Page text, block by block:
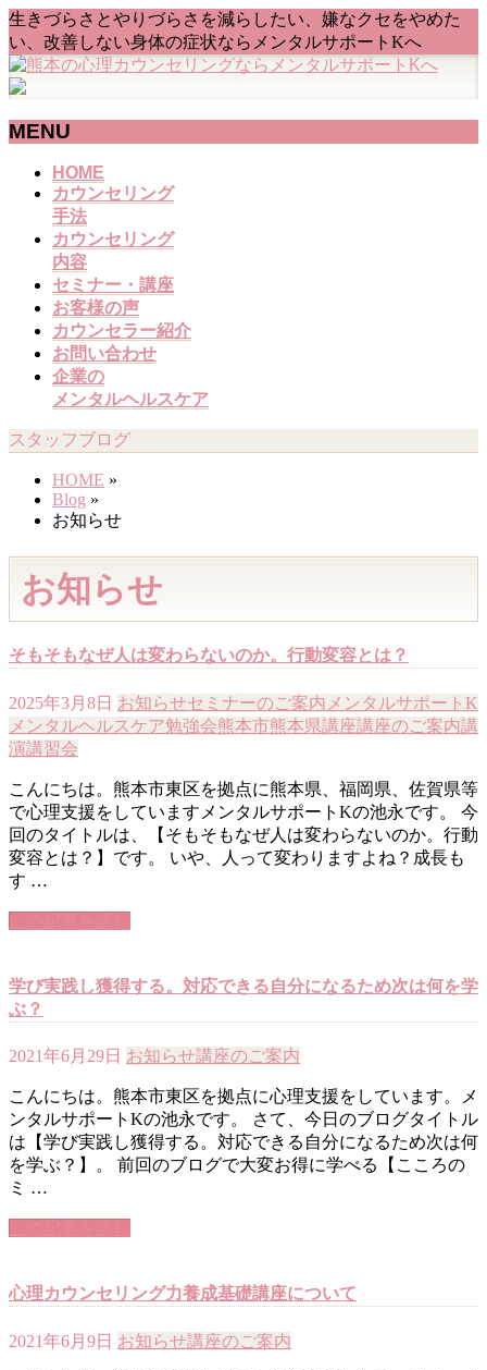
生きづらさとやりづらさを減らしたい、嫌なクセをやめた
い、改善しない身体の症状ならメンタルサポートKへ
MENU
HOME
カウンセリング
手法
カウンセリング
内容
セミナー・講座
お客様の声
カウンセラー紹介
お問い合わせ
企業の
メンタルヘルスケア
スタッフブログ
HOME »
Blog »
お知らせ
お知らせ
そもそもなぜ人は変わらないのか。行動変容とは？
2025年3月8日 お知らせセミナーのご案内 メンタルサポートK
メンタルヘルスケア勉強会熊本市熊本県講座講座のご案内講
演講習会
こんにちは。熊本市東区を拠点に熊本県、福岡県、佐賀県等
で心理支援をしていますメンタルサポートKの池永です。 今
回のタイトルは、【そもそもなぜ人は変わらないのか。行動
変容とは？】です。 いや、人って変わりますよね？成長も
す …
学び実践し獲得する。対応できる自分になるため次は何を学
ぶ？
2021年6月29日 お知らせ講座のご案内
こんにちは。熊本市東区を拠点に心理支援をしています。メ
ンタルサポートKの池永です。 さて、今日のブログタイトル
は【学び実践し獲得する。対応できる自分になるため次は何
を学ぶ？】。 前回のブログで大変お得に学べる【こころの
ミ …
心理カウンセリング力養成基礎講座について
2021年6月9日 お知らせ講座のご案内